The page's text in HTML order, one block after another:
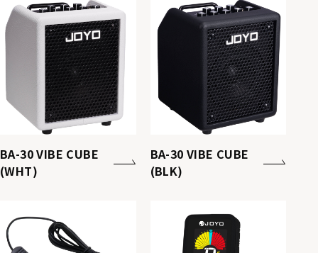
BA-30 VIBE CUBE
(WHT)
BA-30 VIBE CUBE
(BLK)